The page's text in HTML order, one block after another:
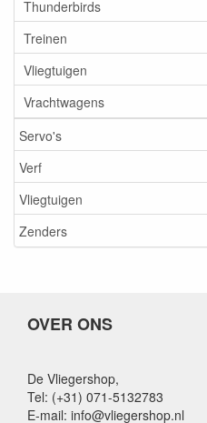
Thunderbirds
Treinen
Vliegtuigen
Vrachtwagens
Servo's
Verf
Vliegtuigen
Zenders
OVER ONS
De Vliegershop,
Tel: (+31) 071-5132783
E-mail: info@vliegershop.nl